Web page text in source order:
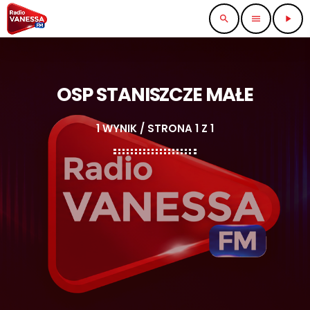
search menu play_arrow
OSP STANISZCZE MAŁE
1 WYNIK / STRONA 1 Z 1